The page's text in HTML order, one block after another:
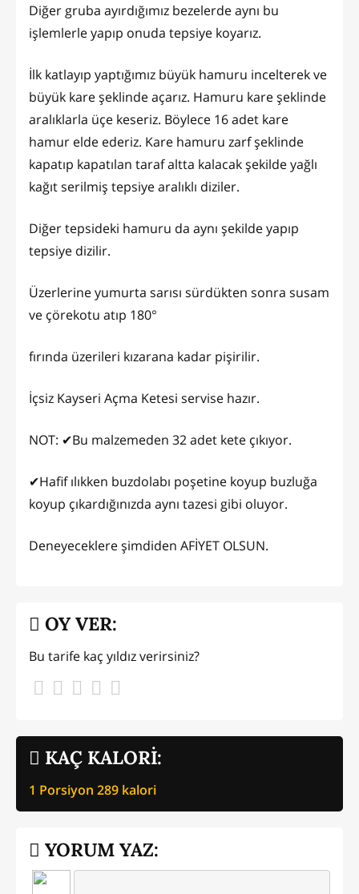
Diğer gruba ayırdığımız bezelerde aynı bu
işlemlerle yapıp onuda tepsiye koyarız.
İlk katlayıp yaptığımız büyük hamuru incelterek ve
büyük kare şeklinde açarız. Hamuru kare şeklinde
aralıklarla üçe keseriz. Böylece 16 adet kare
hamur elde ederiz. Kare hamuru zarf şeklinde
kapatıp kapatılan taraf altta kalacak şekilde yağlı
kağıt serilmiş tepsiye aralıklı diziler.
Diğer tepsideki hamuru da aynı şekilde yapıp
tepsiye dizilir.
Üzerlerine yumurta sarısı sürdükten sonra susam
ve çörekotu atıp 180°
fırında üzerileri kızarana kadar pişirilir.
İçsiz Kayseri Açma Ketesi servise hazır.
NOT: ✔Bu malzemeden 32 adet kete çıkıyor.
✔Hafif ılıkken buzdolabı poşetine koyup buzluğa
koyup çıkardığınızda aynı tazesi gibi oluyor.
Deneyeceklere şimdiden AFİYET OLSUN.
KAÇ KALORİ:
1 Porsiyon 289 kalori
OY VER:
Bu tarife kaç yıldız verirsiniz?
YORUM YAZ: